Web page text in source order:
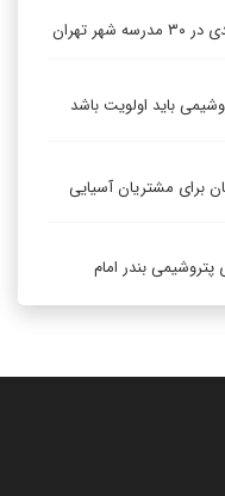
تهران
باید اولویت باشد
برای مشتریان آسیایی